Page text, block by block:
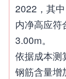
2022，其
内净高应符
3.00m。
依据成本测
钢筋含量增